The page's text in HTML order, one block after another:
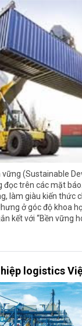
vững (Sustainable
trên các mặt
làm giàu kiến thức
ở góc độ khoa
kết với “Bền vững
logistics